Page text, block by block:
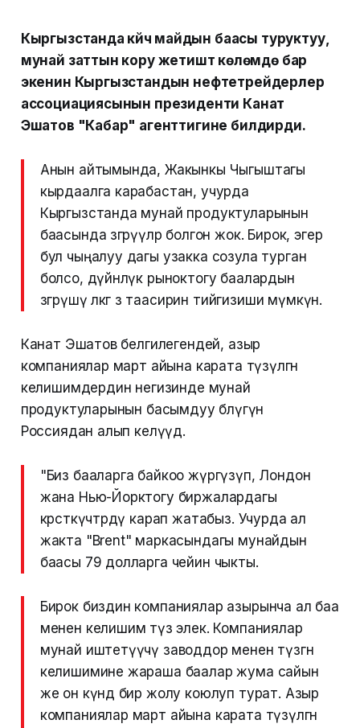
Кыргызстанда күйүүчү майдын баасы туруктуу,
мунай заттын кору жетиштүү көлөмдө бар
экенин Кыргызстандын нефтетрейдерлер
ассоциациясынын президенти Канат
Эшатов "Кабар" агенттигине билдирди.
Анын айтымында, Жакынкы Чыгыштагы
кырдаалга карабастан, учурда
Кыргызстанда мунай продуктуларынын
баасында өзгөрүүлөр болгон жок. Бирок, эгер
бул чыңалуу дагы узакка созула турган
болсо, дүйнөлүк рыноктогу баалардын
өзгөрүшү өлкөгө өз таасирин тийгизиши мүмкүн.
Канат Эшатов белгилегендей, азыр
компаниялар март айына карата түзүлгөн
келишимдердин негизинде мунай
продуктуларынын басымдуу бөлүгүн
Россиядан алып келүүдө.
"Биз бааларга байкоо жүргүзүп, Лондон
жана Нью-Йорктогу биржалардагы
көрсөткүчтөрдү карап жатабыз. Учурда ал
жакта "Brent" маркасындагы мунайдын
баасы 79 долларга чейин чыкты.
Бирок биздин компаниялар азырынча ал баа
менен келишим түзө элек. Компаниялар
мунай иштетүүчү заводдор менен түзгөн
келишимине жараша баалар жума сайын
же он күндө бир жолу коюлуп турат. Азыр
компаниялар март айына карата түзүлгөн